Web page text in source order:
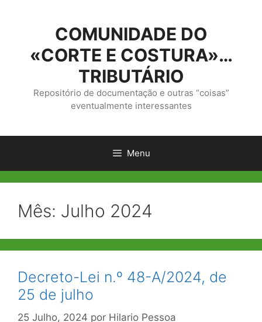
conteúdo
COMUNIDADE DO
«CORTE E COSTURA»…
TRIBUTÁRIO
Repositório de documentação e outras “coisas”
eventualmente interessantes
Menu
Mês: Julho 2024
Decreto-Lei n.º 48-A/2024, de
25 de julho
25 Julho, 2024 por Hilario Pessoa